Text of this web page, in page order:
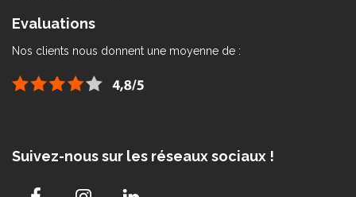
Evaluations
Nos clients nous donnent une moyenne de :
Suivez-nous sur les réseaux sociaux !